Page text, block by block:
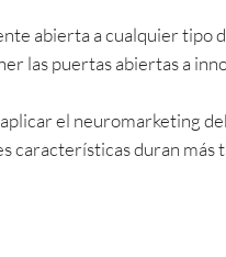
abierta a cualquier tipo
las puertas abiertas a
aplicar el neuromarketing
características duran